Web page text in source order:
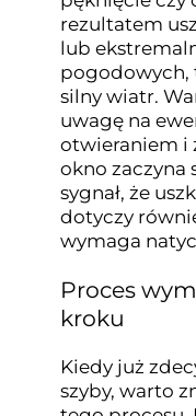
rezultatem
lub
pogodowych,
silny wiatr.
uwagę na
otwieraniem i
okno zaczyna
sygnał, że
dotyczy
wymaga
Proces
kroku
Kiedy już
szyby, warto